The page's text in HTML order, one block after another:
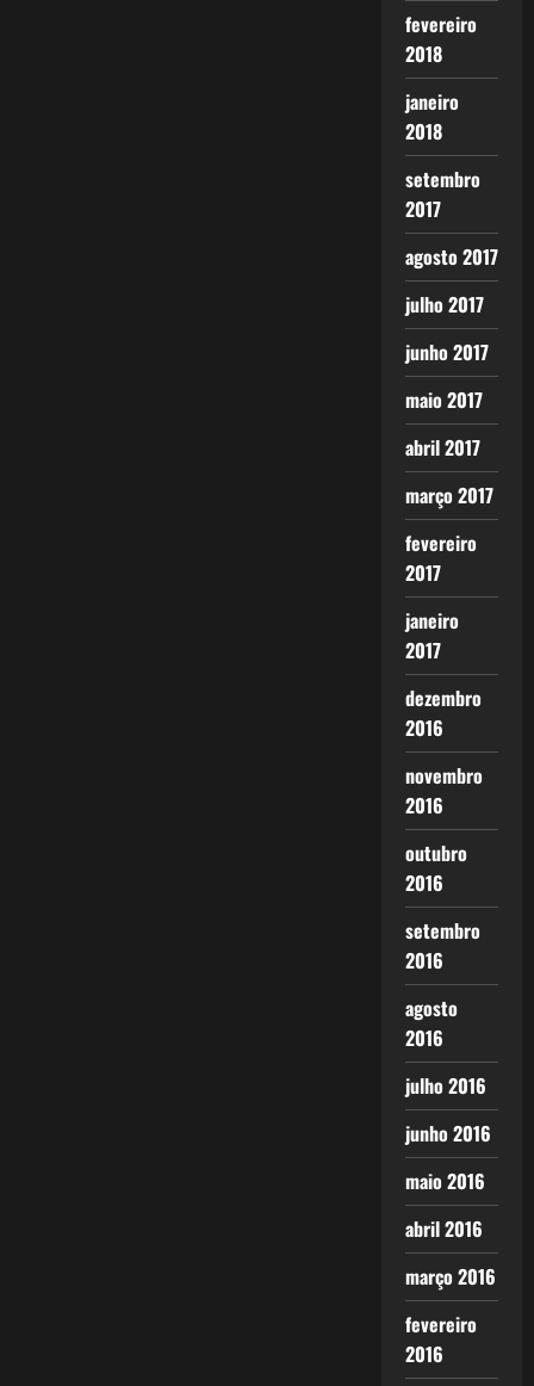
fevereiro
2018
janeiro
2018
setembro
2017
agosto 2017
julho 2017
junho 2017
maio 2017
abril 2017
março 2017
fevereiro
2017
janeiro
2017
dezembro
2016
novembro
2016
outubro
2016
setembro
2016
agosto
2016
julho 2016
junho 2016
maio 2016
abril 2016
março 2016
fevereiro
2016